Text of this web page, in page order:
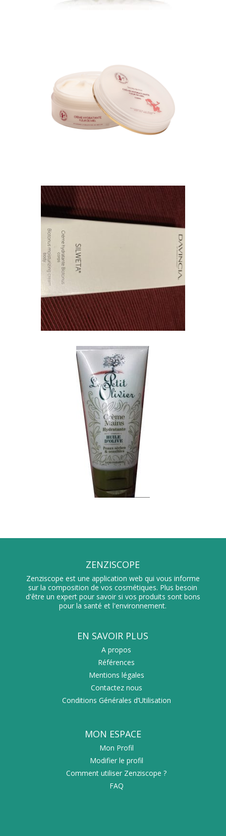
ZENZISCOPE
Zenziscope est une application web qui vous informe
sur la composition de vos cosmétiques. Plus besoin
d'être un expert pour savoir si vos produits sont bons
pour la santé et l'environnement.
EN SAVOIR PLUS
A propos
Références
Mentions légales
Contactez nous
Conditions Générales d’Utilisation
MON ESPACE
Mon Profil
Modifier le profil
Comment utiliser Zenziscope ?
FAQ